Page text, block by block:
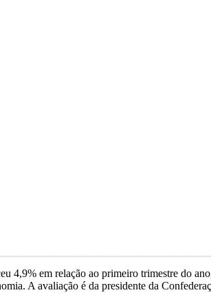
em relação ao primeiro trimestre do
A avaliação é da presidente da